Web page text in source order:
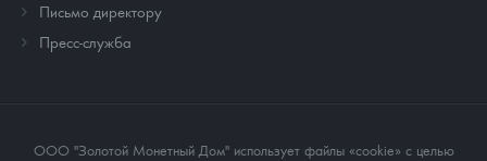
Письмо директору
Пресс-служба
ООО "Золотой Монетный Дом" использует файлы «cookie» с целью